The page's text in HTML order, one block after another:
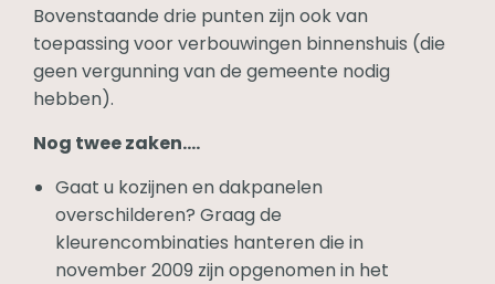
Bovenstaande drie punten zijn ook van
toepassing voor verbouwingen binnenshuis (die
geen vergunning van de gemeente nodig
hebben).
Nog twee zaken….
Gaat u kozijnen en dakpanelen
overschilderen? Graag de
kleurencombinaties hanteren die in
november 2009 zijn opgenomen in het